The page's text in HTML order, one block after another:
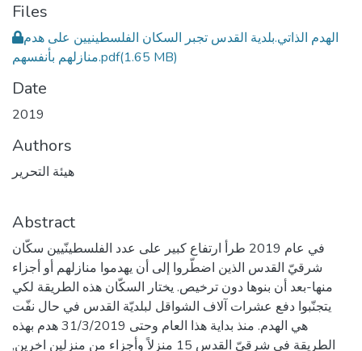
Files
الهدم الذاتي.بلدية القدس تجبر السكان الفلسطينيين على هدم
منازلهم بأنفسهم.pdf(1.65 MB)
Date
2019
Authors
هيئة التحرير
Abstract
في عام 2019 طرأ ارتفاع كبير على عدد الفلسطينّيين سكّان
شرقيّ القدس الذين اضطّروا إلى أن يهدموا منازلهم أو أجزاء
منها-بعد أن بنوها دون ترخيص. يختار السكّان هذه الطريقة لكي
يتجنّبوا دفع عشرات آلاف الشواقل لبلديّة القدس في حال نفّت
هي الهدم. منذ بداية هذا العام وحتى 31/3/2019 هدم بهذه
الطريقة في شرقيّ القدس 15 منزلاً وأجزاء من منزلين اخرين,